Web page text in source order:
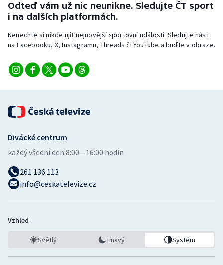
Triatlon
Veslování
Volejbal
Odteď vám už nic neunikne. Sledujte ČT sport
i na dalších platformách.
Nenechte si nikde ujít nejnovější sportovní události. Sledujte nás i
na Facebooku, X, Instagramu, Threads či YouTube a buďte v obraze.
Divácké centrum
každý všední den:8:00—16:00 hodin
261 136 113
info@ceskatelevize.cz
Vzhled
Světlý Tmavý Systém